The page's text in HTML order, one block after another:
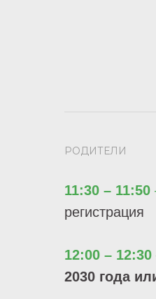
РОДИТЕЛИ
11:30 – 11:50
регистрация
12:00 – 12:30
2030 года